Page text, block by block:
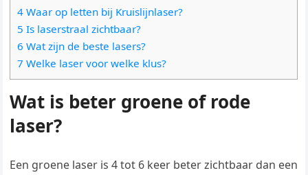
4 Waar op letten bij Kruislijnlaser?
5 Is laserstraal zichtbaar?
6 Wat zijn de beste lasers?
7 Welke laser voor welke klus?
Wat is beter groene of rode
laser?
Een groene laser is 4 tot 6 keer beter zichtbaar dan een